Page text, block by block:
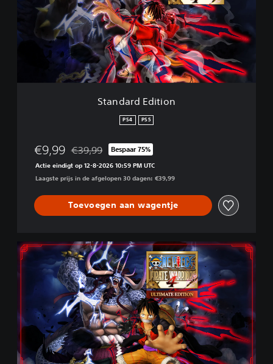
r
d
t
Standard Edition
PS4 PS5
€9,99 Korting ten opzichte van de oorspronkelijke prijs
€39,99 Bespaar 75%
Actie eindigt op 12-8-2026 10:59 PM UTC
Laagste prijs in de afgelopen 30 dagen: €39,99
Toevoegen aan wagentje
U
t
E
d